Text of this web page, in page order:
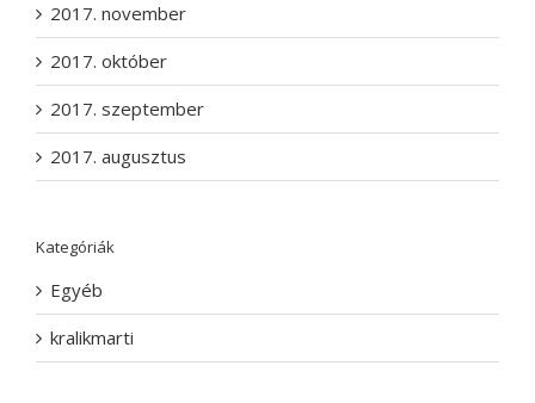
2017. november
2017. október
2017. szeptember
2017. augusztus
Kategóriák
Egyéb
kralikmarti